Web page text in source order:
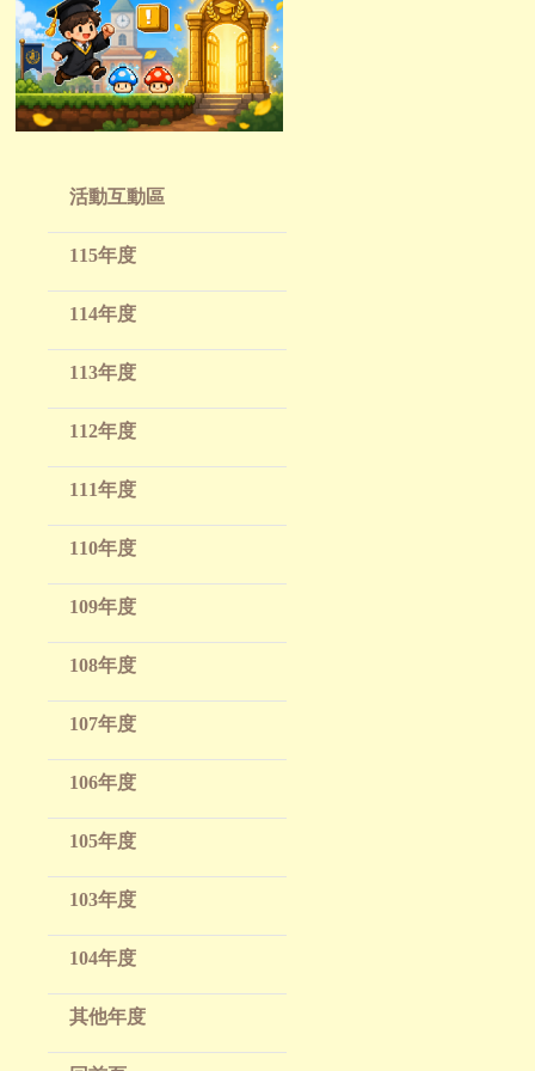
活動互動區
115年度
114年度
113年度
112年度
111年度
110年度
109年度
108年度
107年度
106年度
105年度
103年度
104年度
其他年度